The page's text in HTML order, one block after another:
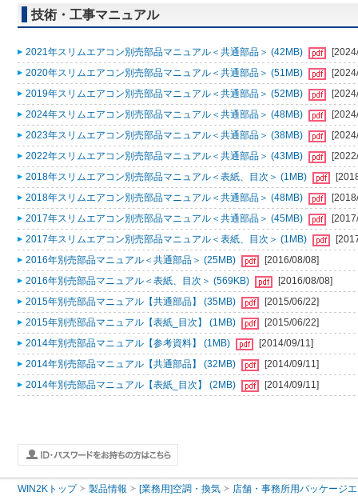
技術・工事マニュアル
2021年スリムエアコン別売部品マニュアル＜共通部品＞ (42MB)
2020年スリムエアコン別売部品マニュアル＜共通部品＞ (51MB)
2019年スリムエアコン別売部品マニュアル＜共通部品＞ (52MB)
2024年スリムエアコン別売部品マニュアル＜共通部品＞ (48MB)
2023年スリムエアコン別売部品マニュアル＜共通部品＞ (38MB)
2022年スリムエアコン別売部品マニュアル＜共通部品＞ (43MB)
2018年スリムエアコン別売部品マニュアル＜表紙、目次＞ (1MB)
2018年スリムエアコン別売部品マニュアル＜共通部品＞ (48MB)
2017年スリムエアコン別売部品マニュアル＜共通部品＞ (45MB)
2017年スリムエアコン別売部品マニュアル＜表紙、目次＞ (1MB)
2016年別売部品マニュアル＜共通部品＞ (25MB)
[2016/08/08]
2016年別売部品マニュアル＜表紙、目次＞ (569KB)
[2016/08/08]
2015年別売部品マニュアル【共通部品】 (35MB)
[2015/06/22]
2015年別売部品マニュアル【表紙_目次】 (1MB)
[2015/06/22]
2014年別売部品マニュアル【参考資料】 (1MB)
[2014/09/11]
2014年別売部品マニュアル【共通部品】 (32MB)
[2014/09/11]
2014年別売部品マニュアル【表紙_目次】 (2MB)
[2014/09/11]
WIN2Kトップ 製品情報 [業務用]空調・換気 店舗・事務所用パッケージ